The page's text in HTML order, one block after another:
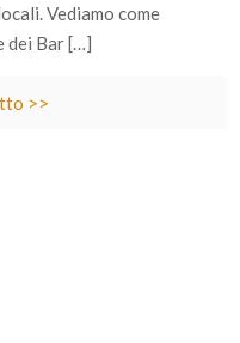
Vediamo come
dei Bar[…]
>>